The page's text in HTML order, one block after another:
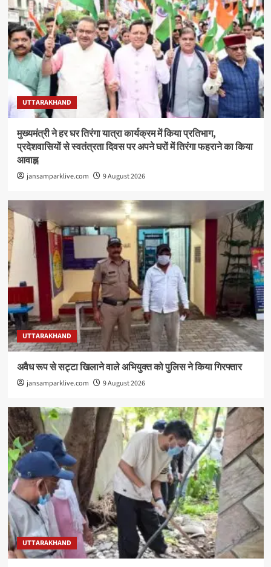
UTTARAKHAND
मुख्यमंत्री ने हर घर तिरंगा यात्रा कार्यक्रम में किया प्रतिभाग,
प्रदेशवासियों से स्वतंत्रता दिवस पर अपने घरों में तिरंगा फहराने का किया
आवाह्न
jansamparklive.com 9 August 2026
UTTARAKHAND
अवैध रूप से सट्टा खिलाने वाले अभियुक्त को पुलिस ने किया गिरफ्तार
jansamparklive.com 9 August 2026
UTTARAKHAND